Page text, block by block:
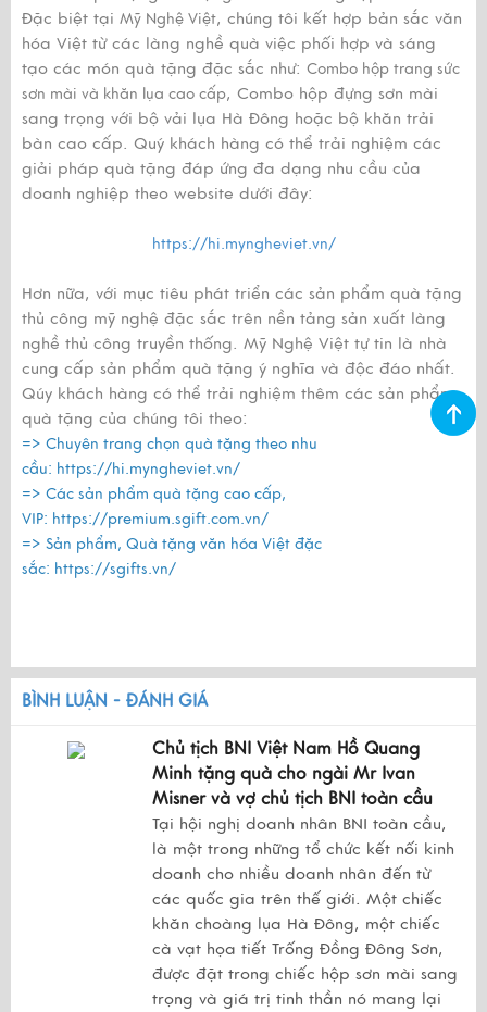
Đặc biệt tại Mỹ Nghệ Việt, chúng tôi kết hợp bản sắc văn
hóa Việt từ các làng nghề quà việc phối hợp và sáng
tạo các món quà tặng đặc sắc như: Combo hộp trang sức
sơn mài và khăn lụa cao cấp, Combo hộp đựng sơn mài
sang trọng với bộ vải lụa Hà Đông hoặc bộ khăn trải
bàn cao cấp. Quý khách hàng có thể trải nghiệm các
giải pháp quà tặng đáp ứng đa dạng nhu cầu của
doanh nghiệp theo website dưới đây:
https://hi.myngheviet.vn/
Hơn nữa, với mục tiêu phát triển các sản phẩm quà tặng
thủ công mỹ nghệ đặc sắc trên nền tảng sản xuất làng
nghề thủ công truyền thống. Mỹ Nghệ Việt tự tin là nhà
cung cấp sản phẩm quà tặng ý nghĩa và độc đáo nhất.
Qúy khách hàng có thể trải nghiệm thêm các sản phẩm
quà tặng của chúng tôi theo:
=> Chuyên trang chọn quà tặng theo nhu
cầu: https://hi.myngheviet.vn/
=> Các sản phẩm quà tặng cao cấp,
VIP: https://premium.sgift.com.vn/
=> Sản phẩm, Quà tặng văn hóa Việt đặc
sắc: https://sgifts.vn/
BÌNH LUẬN - ĐÁNH GIÁ
Chủ tịch BNI Việt Nam Hồ Quang
Minh tặng quà cho ngài Mr Ivan
Misner và vợ chủ tịch BNI toàn cầu
Tại hội nghị doanh nhân BNI toàn cầu,
là một trong những tổ chức kết nối kinh
doanh cho nhiều doanh nhân đến từ
các quốc gia trên thế giới. Một chiếc
khăn choàng lụa Hà Đông, một chiếc
cà vạt họa tiết Trống Đồng Đông Sơn,
được đặt trong chiếc hộp sơn mài sang
trọng và giá trị tinh thần nó mang lại